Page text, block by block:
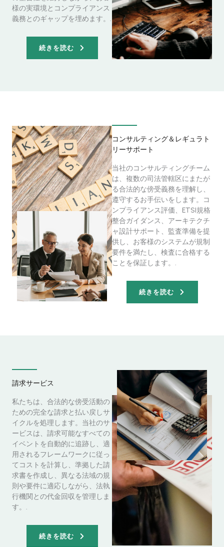
様の実環境とコンプライアンス
義務とのギャップを埋めます。.
続きを読む
コンサルティング＆レギュラト
リーサポート
当社のコンサルティングチーム
は、複数の司法管轄区にまたが
る合法的な傍受義務を理解し、
遵守するお手伝いをします。コ
ンプライアンス評価、ETSI規格
整合ガイダンス、アーキテクチ
ャ設計サポート、監査準備を提
供し、お客様のシステムが規制
要件を満たし、検査に合格する
ことを保証します。.
続きを読む
請求サービス
私たちは、合法的な傍受活動の
ための完全な請求と払い戻しサ
イクルを処理します。当社のサ
ービスは、請求可能なすべての
イベントを自動的に追跡し、適
用されるフレームワークに従っ
てコストを計算し、準拠した請
求書を作成し、異なる法域の規
則や要件に適応しながら、法執
行機関との代金回収を管理しま
す。.
続きを読む